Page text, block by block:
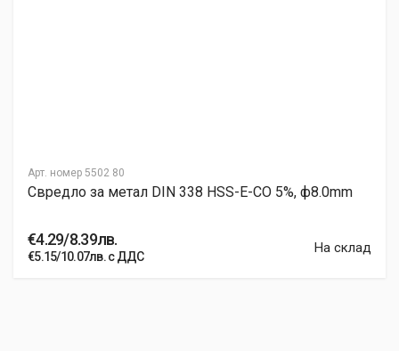
Арт. номер 5502 80
Свредло за метал DIN 338 HSS-E-CO 5%, ф8.0mm
€4.29/8.39лв.
€5.15/10.07лв. с ДДС
На склад